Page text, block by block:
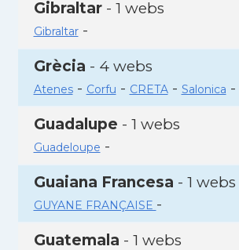
Gibraltar- 1 webs
Gibraltar-
Grècia - 4 webs
Atenes- Corfu - CRETA- Salonica -
Guadalupe - 1 webs
Guadeloupe -
Guaiana Francesa - 1 webs
GUYANE FRANÇAISE -
Guatemala - 1 webs